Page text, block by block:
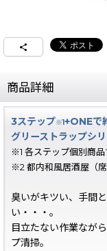
商品詳細
3ステップ※1+ONEで
グリーストラップシ
※1 各ステップ個別商品
※2 都内和風居酒屋（
臭いがキツい、手間
い・・・。
目立たない作業なが
プ清掃。